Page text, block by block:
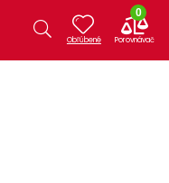
0